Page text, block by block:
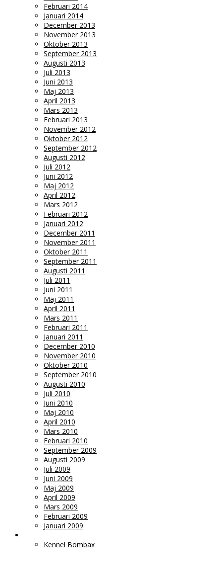
Februari 2014
Januari 2014
December 2013
November 2013
Oktober 2013
September 2013
Augusti 2013
Juli 2013
Juni 2013
Maj 2013
April 2013
Mars 2013
Februari 2013
November 2012
Oktober 2012
September 2012
Augusti 2012
Juli 2012
Juni 2012
Maj 2012
April 2012
Mars 2012
Februari 2012
Januari 2012
December 2011
November 2011
Oktober 2011
September 2011
Augusti 2011
Juli 2011
Juni 2011
Maj 2011
April 2011
Mars 2011
Februari 2011
Januari 2011
December 2010
November 2010
Oktober 2010
September 2010
Augusti 2010
Juli 2010
Juni 2010
Maj 2010
April 2010
Mars 2010
Februari 2010
September 2009
Augusti 2009
Juli 2009
Juni 2009
Maj 2009
April 2009
Mars 2009
Februari 2009
Januari 2009
Kennel Bombax